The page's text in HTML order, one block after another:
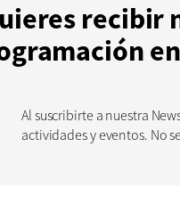
recibir
Al suscribirte a nuestra
actividades y eventos. No